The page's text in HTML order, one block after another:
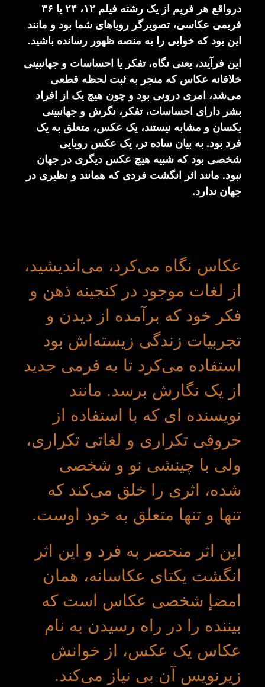
درواقع هر فریم از یک رشته فیلم ۱۲، ۲۴ یا ۳۶
فریمی عکاسی، تصویرگر رویاهای شما بود و مانند
این بود که خوابی را به منصه ظهور رسانده باشید.
این فرآیند، یعنی نگاه، تفکر یا احساسات و جهانبینی
خلاقانه عکاس که منجر به ثبت لحظه قطعی
می‌شد، امری درونی بود و چون هیچ یک از افراد
بشر دارای احساسات، تفکر، نگرش و جهانبینی
یکسان و مشابه نیستند، یک عکس، متعلق به یک
فرد بود. به بیان ساده تر، یک عکس رویایی
شخصی بود که شبیه هیچ عکس دیگری در جهان
نبود. مانند اثر انگشت فردی که همانند و نظیری در
جهان ندارد.
عکاس نگاه می‌کرد، می‌اندیشید،
از لغات موجود در کنجینه ذهن و
فکر خود که برآمده از دیدن و
تجربیات زندگی زیسته‌اش بود
استفاده می‌کرد تا به فرمی جدید
از یک نگارش برسد. مانند
نویسنده ای که با استفاده از
حروفی تکراری و لغاتی تکراری،
ولی با چینشی نو و شخصی
شده، اثری را خلق می‌کند که
تنها و تنها متعلق به خود اوست.
این اثر منحصر به فرد و این اثر
انگشت یکتای عکاسانه، همان
امضإ شخصی عکاس است که
بیننده را در راه رسیدن به نام
عکاس یک عکس، از خوانش
زیرنویس آن بی نیاز می‌کند.